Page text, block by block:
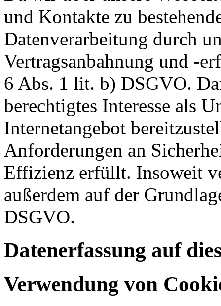
und Kontakte zu
Datenverarbeitung durch
Vertragsanbahnung und -
6 Abs. 1 lit. b) DSGVO.
berechtigtes Interesse als
Internetangebot
Anforderungen an
Effizienz erfüllt. Insoweit
außerdem auf der
DSGVO.
Datenerfassung auf
Verwendung von